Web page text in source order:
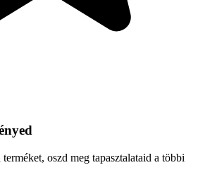
oszd meg tapasztalataid a többi